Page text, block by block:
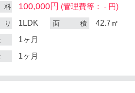
100,000円 (管理費等： - 円)
1LDK 面 積 42.7㎡
1ヶ月
1ヶ月